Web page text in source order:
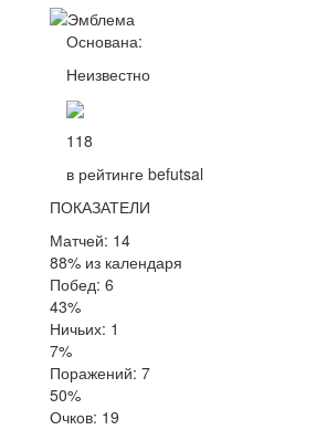
Основана:
Неизвестно
118
в рейтинге befutsal
ПОКАЗАТЕЛИ
Матчей: 14
88% из календаря
Побед: 6
43%
Ничьих: 1
7%
Поражений: 7
50%
Очков: 19